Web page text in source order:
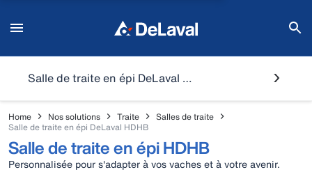
Salle de traite en épi DeLaval HDHB
Home Nos solutions Traite
Salles de traite
Salle de traite en épi DeLaval HDHB
Salle de traite en épi HDHB
Personnalisée pour s'adapter à vos vaches et à votre avenir.